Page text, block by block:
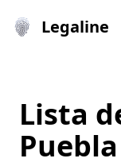
Legaline
Lista